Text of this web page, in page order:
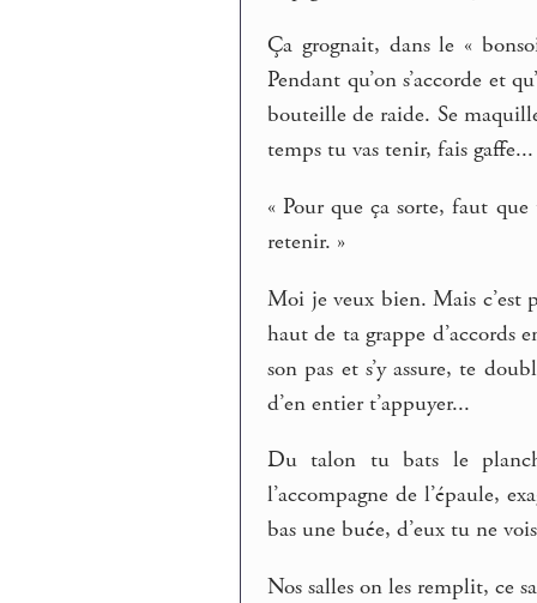
Ça grognait, dans le «
Pendant qu’on s’accorde et
bouteille de raide. Se
temps tu vas tenir, fais
« Pour que ça sorte, faut
retenir. »
Moi je veux bien. Mais c’est
haut de ta grappe d’accords
son pas et s’y assure, te
d’en entier t’appuyer...
Du talon tu bats le
l’accompagne de l’épaule,
bas une buée, d’eux tu ne
Nos salles on les remplit, ce